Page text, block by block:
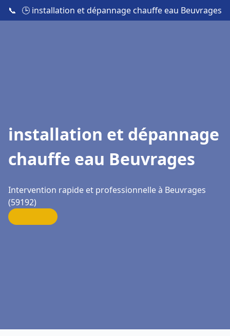
📞 🕒 installation et dépannage chauffe eau Beuvrages
installation et dépannage
chauffe eau Beuvrages
Intervention rapide et professionnelle à Beuvrages
(59192)